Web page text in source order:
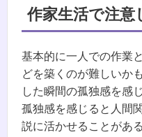
作家生活で注意
基本的に一人での作業
どを築くのが難しいか
した瞬間の孤独感を感
孤独感を感じると人間
説に活かせることがあ